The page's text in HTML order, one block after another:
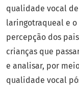
qualidade vocal
laringotraqueal e
percepção dos
crianças que
e analisar, por
qualidade vocal